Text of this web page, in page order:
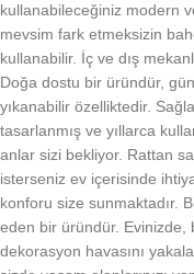
kullanabileceğiniz modern
mevsim fark etmeksizin
kullanabilir. İç ve dış
Doğa dostu bir üründür,
yıkanabilir özelliktedir.
tasarlanmış ve yıllarca
anlar sizi bekliyor. Rattan
isterseniz ev içerisinde
konforu size sunmaktadır.
eden bir üründür. Evinizde,
dekorasyon havasını